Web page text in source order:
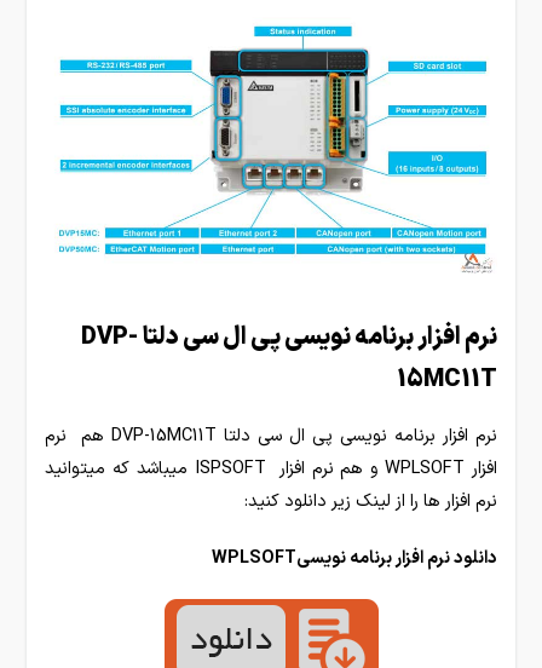
نرم افزار برنامه نویسی پی ال سی دلتا DVP-
15MC11T
نرم افزار برنامه نویسی پی ال سی دلتا DVP-15MC11T هم نرم
افزار WPLSOFT و هم نرم افزار ISPSOFT میباشد که میتوانید
نرم افزار ها را از لینک زیر دانلود کنید:
دانلود نرم افزار برنامه نویسیWPLSOFT